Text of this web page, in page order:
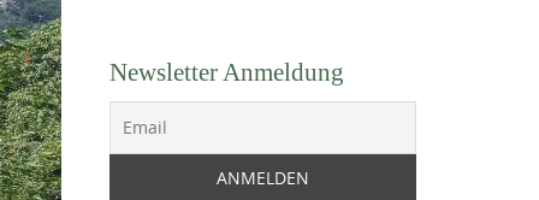
Newsletter Anmeldung